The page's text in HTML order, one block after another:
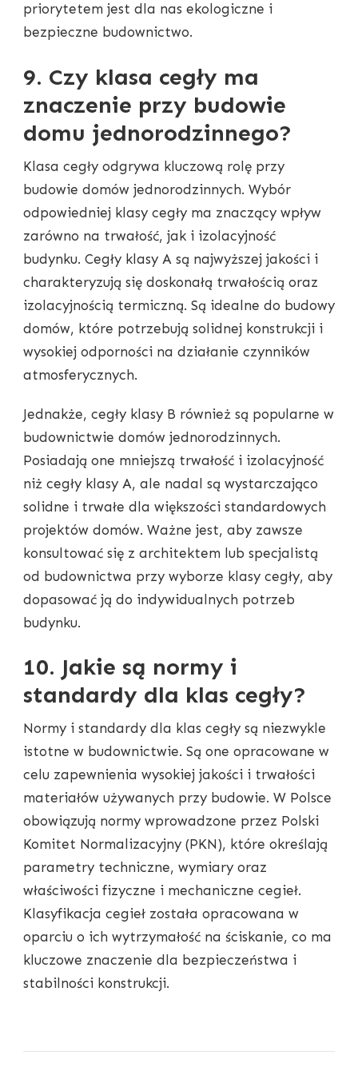
priorytetem jest dla nas ekologiczne i
bezpieczne budownictwo.
9. Czy klasa cegły ma
znaczenie przy budowie
domu jednorodzinnego?
Klasa cegły odgrywa kluczową rolę przy
budowie domów jednorodzinnych. Wybór
odpowiedniej klasy cegły ma znaczący wpływ
zarówno na trwałość, jak i izolacyjność
budynku. Cegły klasy A są najwyższej jakości i
charakteryzują się doskonałą trwałością oraz
izolacyjnością termiczną. Są idealne do budowy
domów, które potrzebują solidnej konstrukcji i
wysokiej odporności na działanie czynników
atmosferycznych.
Jednakże, cegły klasy B również są popularne w
budownictwie domów jednorodzinnych.
Posiadają one mniejszą trwałość i izolacyjność
niż cegły klasy A, ale nadal są wystarczająco
solidne i trwałe dla większości standardowych
projektów domów. Ważne jest, aby zawsze
konsultować się z architektem lub specjalistą
od budownictwa przy wyborze klasy cegły, aby
dopasować ją do indywidualnych potrzeb
budynku.
10. Jakie są normy i
standardy dla klas cegły?
Normy i standardy dla klas cegły są niezwykle
istotne w budownictwie. Są one opracowane w
celu zapewnienia wysokiej jakości i trwałości
materiałów używanych przy budowie. W Polsce
obowiązują normy wprowadzone przez Polski
Komitet Normalizacyjny (PKN), które określają
parametry techniczne, wymiary oraz
właściwości fizyczne i mechaniczne cegieł.
Klasyfikacja cegieł została opracowana w
oparciu o ich wytrzymałość na ściskanie, co ma
kluczowe znaczenie dla bezpieczeństwa i
stabilności konstrukcji.